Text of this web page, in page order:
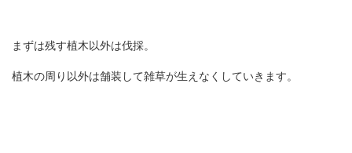
まずは残す植木以外は伐採。
植木の周り以外は舗装して雑草が生えなくしていきます。